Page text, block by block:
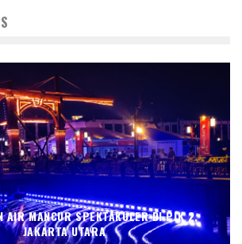
AIR MANCUR SPEKTAKULER DI PIK 2,
JAKARTA UTARA